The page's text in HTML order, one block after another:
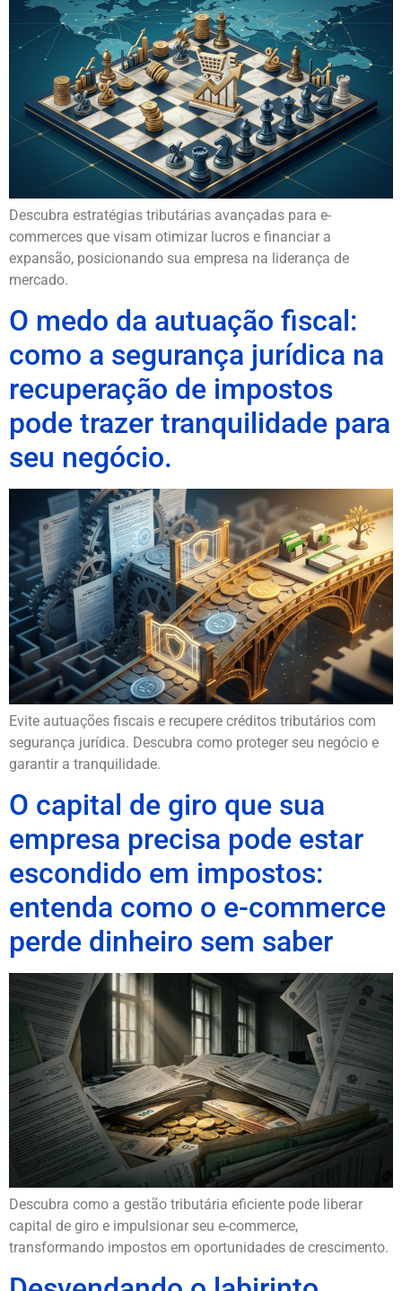
Descubra estratégias tributárias avançadas para e-
commerces que visam otimizar lucros e financiar a
expansão, posicionando sua empresa na liderança de
mercado.
O medo da autuação fiscal:
como a segurança jurídica na
recuperação de impostos
pode trazer tranquilidade para
seu negócio.
Evite autuações fiscais e recupere créditos tributários com
segurança jurídica. Descubra como proteger seu negócio e
garantir a tranquilidade.
O capital de giro que sua
empresa precisa pode estar
escondido em impostos:
entenda como o e-commerce
perde dinheiro sem saber
Descubra como a gestão tributária eficiente pode liberar
capital de giro e impulsionar seu e-commerce,
transformando impostos em oportunidades de crescimento.